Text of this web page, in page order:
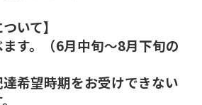
いて】
す。（6月中旬～8月下旬の
希望時期をお受けできない